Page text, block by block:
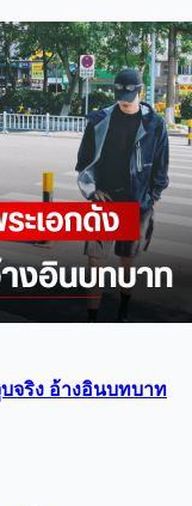
จริง อ้างอินบทบาท